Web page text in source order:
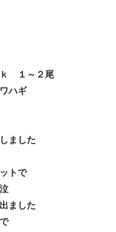
１～２尾
ハギ
ました
トで
ました